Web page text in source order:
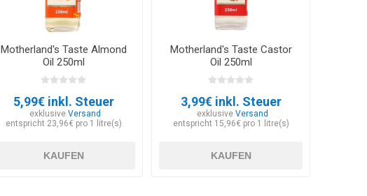
Motherland's Taste Almond
Oil 250ml
5,99€ inkl. Steuer
exklusiveVersand
entspricht 23,96€ pro 1 litre(s)
KAUFEN
Motherland's Taste Castor
Oil 250ml
3,99€ inkl. Steuer
exklusiveVersand
entspricht 15,96€ pro 1 litre(s)
KAUFEN